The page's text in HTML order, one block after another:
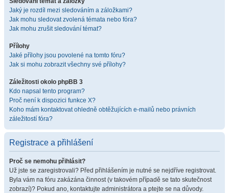
Jaký je rozdíl mezi sledováním a záložkami?
Jak mohu sledovat zvolená témata nebo fóra?
Jak mohu zrušit sledování témat?
Přílohy
Jaké přílohy jsou povolené na tomto fóru?
Jak si mohu zobrazit všechny své přílohy?
Záležitosti okolo phpBB 3
Kdo napsal tento program?
Proč není k dispozici funkce X?
Koho mám kontaktovat ohledně obtěžujících e-mailů nebo právních
záležitostí fóra?
Registrace a přihlášení
Proč se nemohu přihlásit?
Už jste se zaregistrovali? Před přihlášením je nutné se nejdříve registrovat.
Byla vám na fóru zakázána činnost (v takovém případě se tato skutečnost
zobrazí)? Pokud ano, kontaktujte administrátora a ptejte se na důvody.